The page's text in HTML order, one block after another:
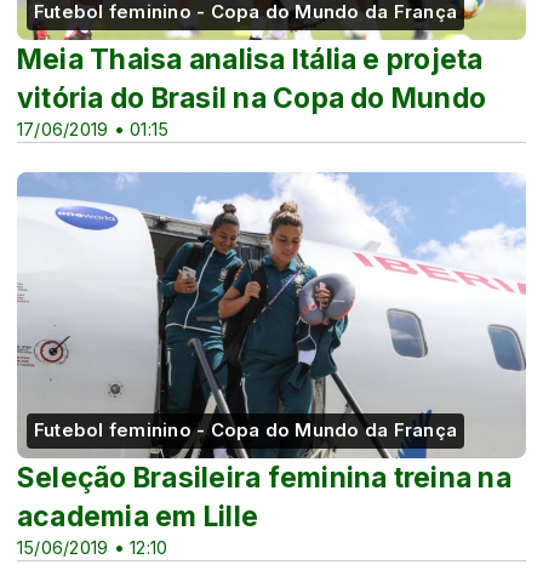
Futebol feminino - Copa do Mundo da França
17/06/2019 • 01:15
Meia Thaisa analisa Itália e projeta
vitória do Brasil na Copa do Mundo
Futebol feminino - Copa do Mundo da França
15/06/2019 • 12:10
Seleção Brasileira feminina treina na
academia em Lille